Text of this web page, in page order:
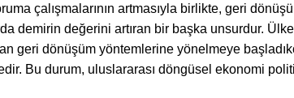
çalışmalarının artmasıyla birlikte, geri
demirin değerini artıran bir başka unsurdur.
geri dönüşüm yöntemlerine yönelmeye
Bu durum, uluslararası döngüsel ekonomi